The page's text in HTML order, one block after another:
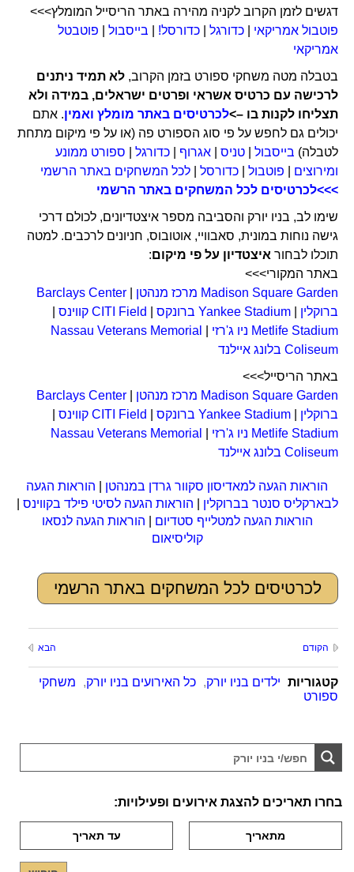
דגשים לזמן הקרוב לקניה מהירה באתר הריסייל המומלץ>>>
פוטבול אמריקאי
כדורגל כדורסל! בייסבול
פוטבטל
אמריקאי
בטבלה מטה משחקי ספורט בזמן הקרוב, לא תמיד ניתנים
לרכישה עם כרטיס אשראי ופרטים ישראלים, במידה ולא
תצליחו לקנות בו –>לכרטיסים באתר מומלץ ואמין. אתם
יכולים גם לחפש על פי סוג הספורט פה (או על פי מיקום מתחת
לטבלה) בייסבול טניס אגרוף כדורגל
ספורט ממונע
ומירוצים
פוטבול כדורסל
לכל המשחקים באתר הרשמי
>>>לכרטיסים לכל המשחקים באתר הרשמי
שימו לב, בניו יורק והסביבה מספר איצטדיונים, לכולם דרכי
גישה נוחות במונית, סאבוויי, אוטובוס, חניונים לרכבים. למטה
תוכלו לבחור איצטדיון על פי מיקום:
באתר המקורי>>>
Madison Square Garden מרכז מנהטן
Barclays Center
ברוקלין
Yankee Stadium ברונקס CITI Field קווינס
Metlife Stadium ניו ג'רזי
Nassau Veterans Memorial
Coliseum בלונג איילנד
באתר הריסייל>>>
Madison Square Garden מרכז מנהטן
Barclays Center
ברוקלין
Yankee Stadium ברונקס CITI Field קווינס
Metlife Stadium ניו ג'רזי
Nassau Veterans Memorial
Coliseum בלונג איילנד
הוראות הגעה למאדיסון סקוור גרדן במנהטן
הוראות הגעה
לבארקליס סנטר בברוקלין
הוראות הגעה לסיטי פילד בקווינס
הוראות הגעה למטלייף סטדיום
הוראות הגעה לנסאו
קוליסיאום
לכרטיסים לכל המשחקים באתר הרשמי
הקודם הבא
קטגוריות ילדים בניו יורק, כל האירועים בניו יורק,
משחקי
ספורט
בחרו תאריכים להצגת אירועים ופעילויות: